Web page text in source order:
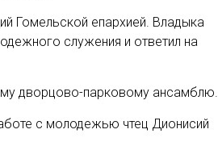
Гомельской епархией. Владыка
служения и ответил на
дворцово-парковому ансамблю.
с молодежью чтец Дионисий